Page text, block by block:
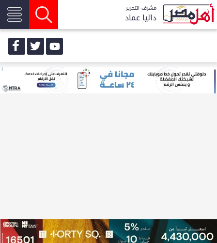
مشرف التحرير
داليا عماد